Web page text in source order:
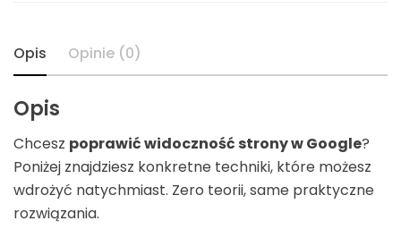
Opis Opinie (0)
Opis
Chcesz poprawić widoczność strony w Google?
Poniżej znajdziesz konkretne techniki, które możesz
wdrożyć natychmiast. Zero teorii, same praktyczne
rozwiązania.